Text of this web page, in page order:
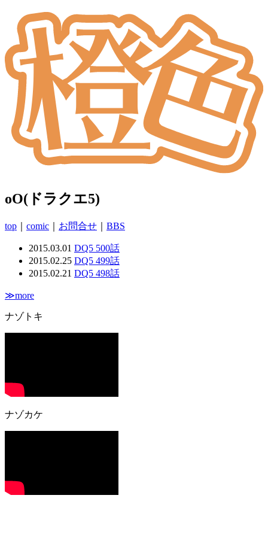
oO(ドラクエ5)
top comic お問合せ BBS
2015.03.01 DQ5 500話
2015.02.25 DQ5 499話
2015.02.21 DQ5 498話
≫more
ナゾトキ
ナゾカケ